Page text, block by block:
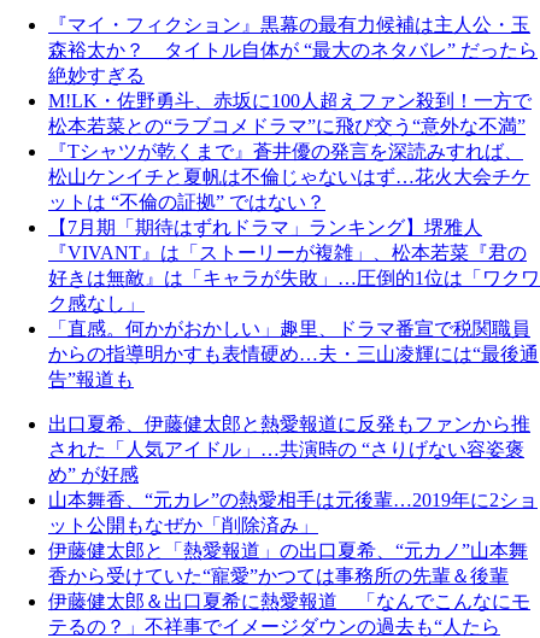
『マイ・フィクション』黒幕の最有力候補は主人公・玉
森裕太か？ タイトル自体が “最大のネタバレ” だったら
絶妙すぎる
M!LK・佐野勇斗、赤坂に100人超えファン殺到！一方で
松本若菜との“ラブコメドラマ”に飛び交う“意外な不満”
『Tシャツが乾くまで』蒼井優の発言を深読みすれば、
松山ケンイチと夏帆は不倫じゃないはず…花火大会チケ
ットは “不倫の証拠” ではない？
【7月期「期待はずれドラマ」ランキング】堺雅人
『VIVANT』は「ストーリーが複雑」、松本若菜『君の
好きは無敵』は「キャラが失敗」…圧倒的1位は「ワクワ
ク感なし」
「直感。何かがおかしい」趣里、ドラマ番宣で税関職員
からの指導明かすも表情硬め…夫・三山凌輝には“最後通
告”報道も
出口夏希、伊藤健太郎と熱愛報道に反発もファンから推
された「人気アイドル」…共演時の “さりげない容姿褒
め” が好感
山本舞香、“元カレ”の熱愛相手は元後輩…2019年に2ショ
ット公開もなぜか「削除済み」
伊藤健太郎と「熱愛報道」の出口夏希、“元カノ”山本舞
香から受けていた“寵愛”かつては事務所の先輩＆後輩
伊藤健太郎＆出口夏希に熱愛報道 「なんでこんなにモ
テるの？」不祥事でイメージダウンの過去も“人たら